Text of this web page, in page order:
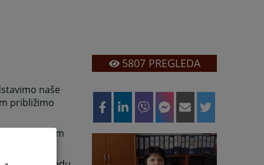
naše
približimo
se o našim
5807PREGLEDA